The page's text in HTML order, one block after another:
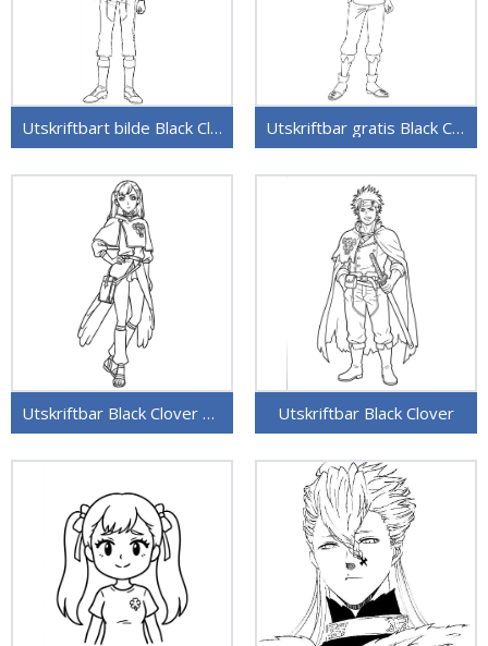
Utskriftbart bilde Black Clover Utskriftbar gratis Black Clover
Utskriftbar Black Clover uten kostnad Utskriftbar Black Clover